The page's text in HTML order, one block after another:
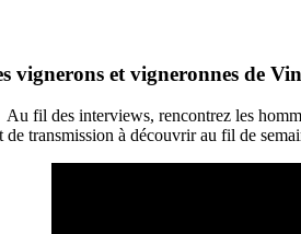
vignerons et vigneronnes de
Au fil des interviews, rencontrez les
de transmission à découvrir au fil de